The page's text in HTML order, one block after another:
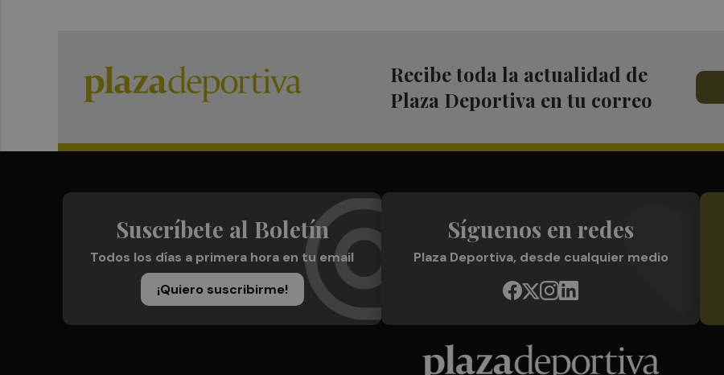
Recibe toda la actualidad de
Plaza Deportiva en tu correo
Suscríbete al Boletín
Todos los días a primera hora en tu email
¡Quiero suscribirme!
Síguenos en redes
Plaza Deportiva, desde cualquier medio